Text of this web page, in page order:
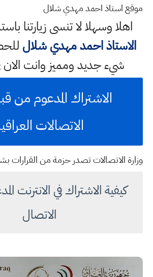
موقع استاذ احمد مهدي شلال
اهلا وسهلالا تنسى زيارتنا
الاستاذ احمد مهدي شلال
شيء جديد ومميز وانت
الاشتراك المدعوم من
الاتصالات
وزارة الاتصالات تصدر حزمة من القرارات
كيفية الاشتراك في الانترنت
الاتصال